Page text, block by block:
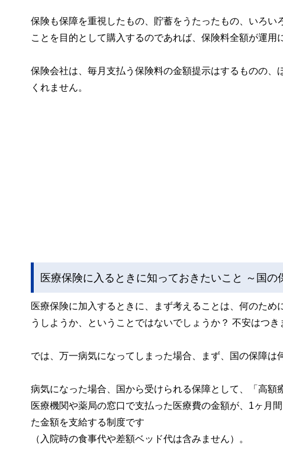
保険も保障を重視したもの、貯蓄をうたったもの、いろ
ことを目的として購入するのであれば、保険料全額が運用
保険会社は、毎月支払う保険料の金額提示はするものの
くれません。
医療保険に入るときに知っておきたいこと ～国の
医療保険に加入するときに、まず考えることは、何のた
うしようか、ということではないでしょうか？ 不安はつき
では、万一病気になってしまった場合、まず、国の保障は
病気になった場合、国から受けられる保障として、「高額
医療機関や薬局の窓口で支払った医療費の金額が、1ヶ月
た金額を支給する制度です
（入院時の食事代や差額ベッド代は含みません）。